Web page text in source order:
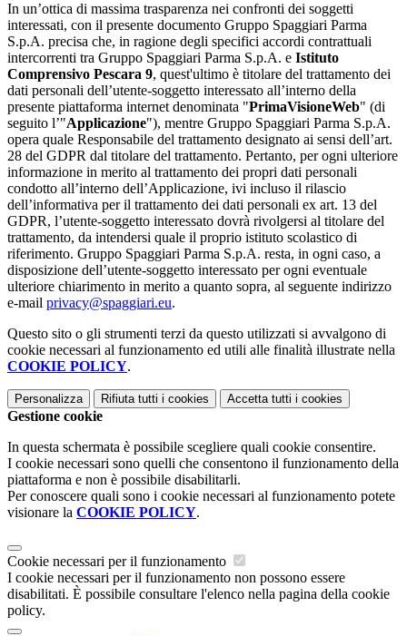
In un’ottica di massima trasparenza nei confronti dei soggetti
interessati, con il presente documento Gruppo Spaggiari Parma
S.p.A. precisa che, in ragione degli specifici accordi contrattuali
intercorrenti tra Gruppo Spaggiari Parma S.p.A. e Istituto
Comprensivo Pescara 9, quest'ultimo è titolare del trattamento dei
dati personali dell’utente-soggetto interessato all’interno della
presente piattaforma internet denominata "PrimaVisioneWeb" (di
seguito l’"Applicazione"), mentre Gruppo Spaggiari Parma S.p.A.
opera quale Responsabile del trattamento designato ai sensi dell’art.
28 del GDPR dal titolare del trattamento. Pertanto, per ogni ulteriore
informazione in merito al trattamento dei propri dati personali
condotto all’interno dell’Applicazione, ivi incluso il rilascio
dell’informativa per il trattamento dei dati personali ex art. 13 del
GDPR, l’utente-soggetto interessato dovrà rivolgersi al titolare del
trattamento, da intendersi quale il proprio istituto scolastico di
riferimento. Gruppo Spaggiari Parma S.p.A. resta, in ogni caso, a
disposizione dell’utente-soggetto interessato per ogni eventuale
ulteriore chiarimento in merito a quanto sopra, al seguente indirizzo
e-mail privacy@spaggiari.eu.
Questo sito o gli strumenti terzi da questo utilizzati si avvalgono di
cookie necessari al funzionamento ed utili alle finalità illustrate nella
COOKIE POLICY.
Personalizza Rifiuta tutti i cookies Accetta tutti i cookies
Gestione cookie
In questa schermata è possibile scegliere quali cookie consentire.
I cookie necessari sono quelli che consentono il funzionamento della
piattaforma e non è possibile disabilitarli.
Per conoscere quali sono i cookie necessari al funzionamento potete
visionare la COOKIE POLICY.
Cookie necessari per il funzionamento
I cookie necessari per il funzionamento non possono essere
disabilitati. È possibile consultare l'elenco nella pagina della cookie
policy.